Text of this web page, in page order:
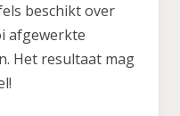
beschikt over
afgewerkte
Het resultaat mag